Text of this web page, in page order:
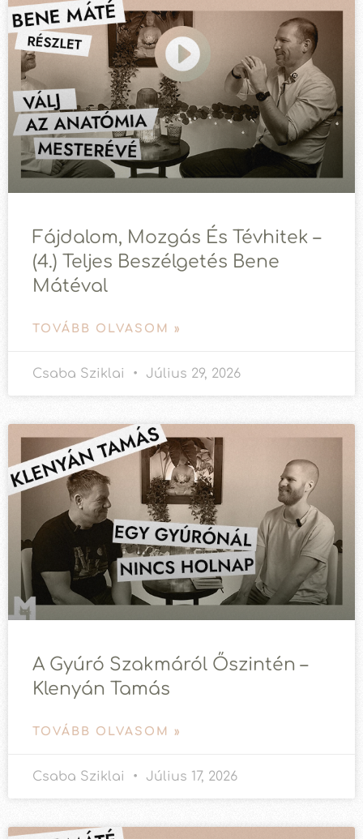
Fájdalom, Mozgás És Tévhitek –
(4.) Teljes Beszélgetés Bene
Mátéval
TOVÁBB OLVASOM »
Csaba Sziklai Július 29, 2026
A Gyúró Szakmáról Őszintén –
Klenyán Tamás
TOVÁBB OLVASOM »
Csaba Sziklai Július 17, 2026